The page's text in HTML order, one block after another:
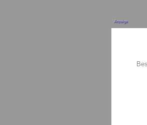
Anzeige